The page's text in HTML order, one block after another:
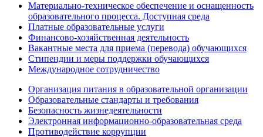
Материально-техническое обеспечение и оснащенность
образовательного процесса. Доступная среда
Платные образовательные услуги
Финансово-хозяйственная деятельность
Вакантные места для приема (перевода) обучающихся
Стипендии и меры поддержки обучающихся
Международное сотрудничество
Организация питания в образовательной организации
Образовательные стандарты и требования
Безопасность жизнедеятельности
Электронная информационно-образовательная среда
Противодействие коррупции